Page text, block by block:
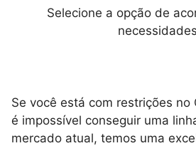
Selecione a opção de
Se você está com restrições no
é impossível conseguir uma
mercado atual, temos uma